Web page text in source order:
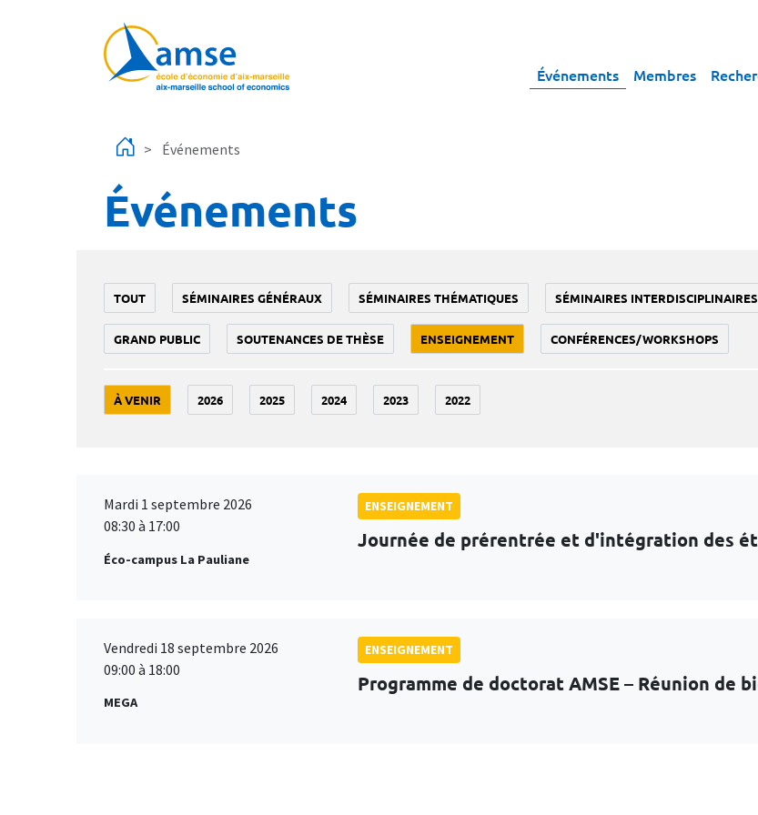
Événements Membres
Événements
Événements
TOUT SÉMINAIRES GÉNÉRAUX SÉMINAIRES THÉMATIQUES SÉMINAIRES INTERDISCIPLINAIRES
GRAND PUBLIC SOUTENANCES DE THÈSE ENSEIGNEMENT CONFÉRENCES/WORKSHOPS
À VENIR 2026 2025 2024 2023 2022
Mardi 1 septembre 2026
08:30 à 17:00
Éco-campus La Pauliane
ENSEIGNEMENT
Journée de prérentrée et d'intégration des
Vendredi 18 septembre 2026
09:00 à 18:00
MEGA
ENSEIGNEMENT
Programme de doctorat AMSE – Réunion de